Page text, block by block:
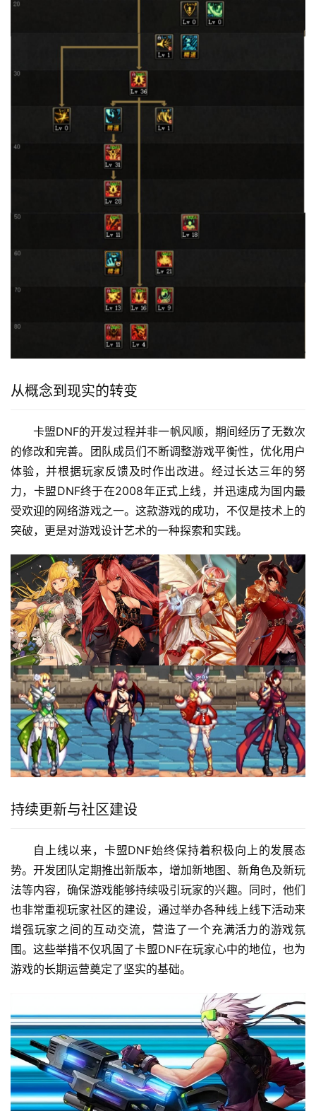
从概念到现实的转变
卡盟DNF的开发过程并非一帆风顺，期间经历了无数次
的修改和完善。团队成员们不断调整游戏平衡性，优化用户
体验，并根据玩家反馈及时作出改进。经过长达三年的努
力，卡盟DNF终于在2008年正式上线，并迅速成为国内最
受欢迎的网络游戏之一。这款游戏的成功，不仅是技术上的
突破，更是对游戏设计艺术的一种探索和实践。
持续更新与社区建设
自上线以来，卡盟DNF始终保持着积极向上的发展态
势。开发团队定期推出新版本，增加新地图、新角色及新玩
法等内容，确保游戏能够持续吸引玩家的兴趣。同时，他们
也非常重视玩家社区的建设，通过举办各种线上线下活动来
增强玩家之间的互动交流，营造了一个充满活力的游戏氛
围。这些举措不仅巩固了卡盟DNF在玩家心中的地位，也为
游戏的长期运营奠定了坚实的基础。